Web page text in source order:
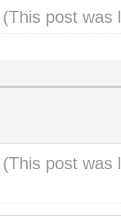
(This post was
(This post was